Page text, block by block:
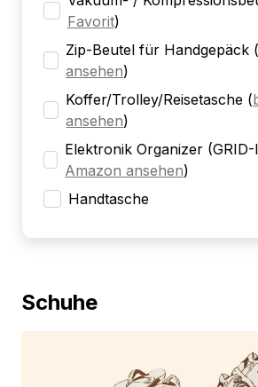
Favorit)
Zip-Beutel für Handgepäck (
ansehen)
Koffer/Trolley/Reisetasche (
ansehen)
Elektronik Organizer (GRID-
Amazon ansehen)
Handtasche
Schuhe